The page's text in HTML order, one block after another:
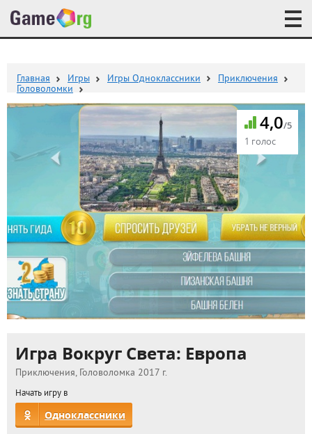
Главная Игры Игры Одноклассники
Приключения
Головоломки
4,0/5
1 голос
Игра Вокруг Света: Европа
Приключения, Головоломка 2017 г.
Начать игру в
Одноклассники